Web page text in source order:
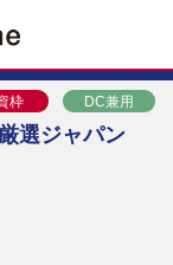
枠 DC兼用
選ジャパン